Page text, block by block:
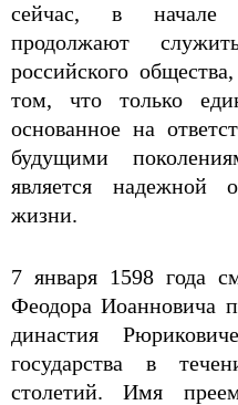
сейчас, в начале
продолжают
российского
том, что только
основанное на
будущими
является надежной
жизни.
7 января 1598 года
Феодора Иоанновича
династия
государства в
столетий. Имя